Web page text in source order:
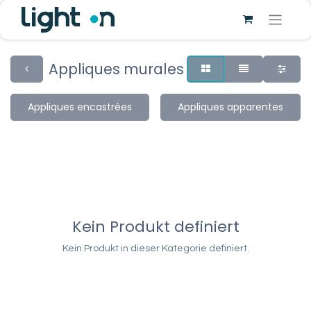
Appliques murales
Appliques encastrées Appliques apparentes
Kein Produkt definiert
Kein Produkt in dieser Kategorie definiert.